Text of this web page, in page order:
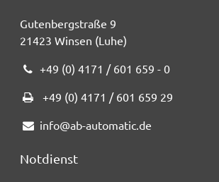
Gutenbergstraße 9
21423 Winsen (Luhe)
+49 (0) 4171 / 601 659 - 0
+49 (0) 4171 / 601 659 29
info@ab-automatic.de
Notdienst